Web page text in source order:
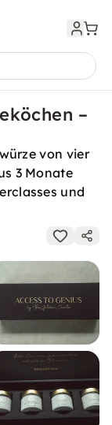
–
von vier
3 Monate
und